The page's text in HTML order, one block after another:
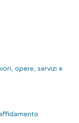
opere, servizi e